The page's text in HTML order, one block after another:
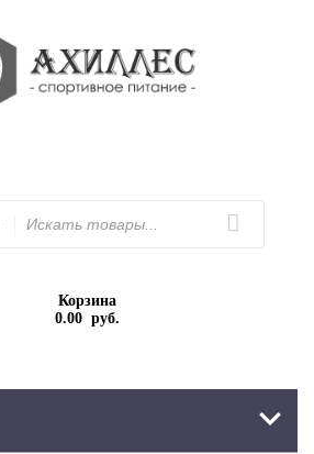
Корзина
0.00 руб.